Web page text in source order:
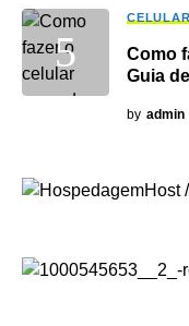
CELULAR
Como
Guia
by admin